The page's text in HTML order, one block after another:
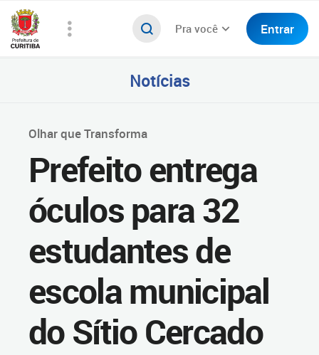
Pra você Entrar
Notícias
Olhar que Transforma
Prefeito entrega
óculos para 32
estudantes de
escola municipal
do Sítio Cercado